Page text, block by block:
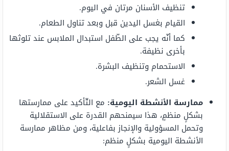
تنظيف الأسنان مرتان في اليوم.
القيام بغسل اليدين قبل وبعد تناول الطعام.
كما أنّه يجب على الطّفل استبدال الملابس عند تلوثها
بأخرى نظيفة.
الاستحمام وتنظيف البشرة.
غسل الشعر.
ممارسة الأنشطة اليومية: مع التّأكيد على ممارستها
بشكلٍ منظمٍ، هذا سيمنحهم القدرة على الاستقلالية
وتحمل المسؤولية والإنجاز بفاعلية، ومن مظاهر ممارسة
الأنشطة اليومية بشكلٍ منظم: